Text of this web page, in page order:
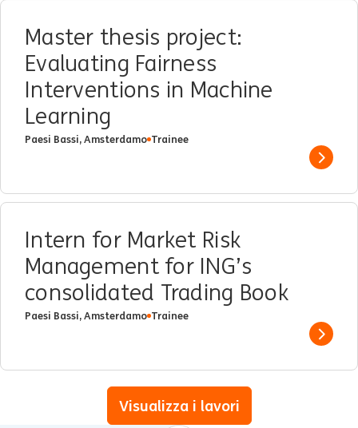
Master thesis project:
Evaluating Fairness
Interventions in Machine
Learning
Paesi Bassi, Amsterdamo Trainee
Show
Intern for Market Risk
Management for ING’s
consolidated Trading Book
Paesi Bassi, Amsterdamo Trainee
Show
Visualizza i lavori